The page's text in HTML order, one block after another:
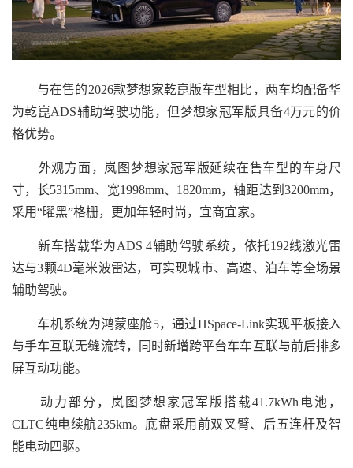
与在售的2026款梦想家乾崑版车型相比，两车均配备华
为乾崑ADS辅助驾驶功能，但梦想家冠军版具备4万元的价
格优势。
外观方面，岚图梦想家冠军版延续在售车型的车身尺
寸，长5315mm、宽1998mm、1820mm，轴距达到3200mm，
采用“曜黑”格栅，更加年轻时尚，宜商宜家。
新车搭载华为ADS 4辅助驾驶系统，依托192线激光雷
达与3颗4D毫米波雷达，可实现城市、高速、泊车等全场景
辅助驾驶。
车机系统为鸿蒙座舱5，通过HSpace-Link实现平板接入
与手车互联无缝流转，同时新增跨平台车车互联与前后排多
屏互动功能。
动力部分，岚图梦想家冠军版搭载41.7kWh电池，
CLTC纯电续航235km。底盘采用前双叉臂、后五连杆及智
能电动四驱。